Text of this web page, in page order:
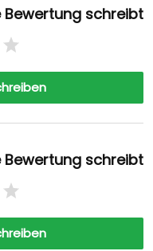
Bewertung schreibt
Bewertung schreibt